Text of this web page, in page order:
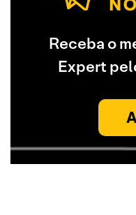
Receba o
Expert